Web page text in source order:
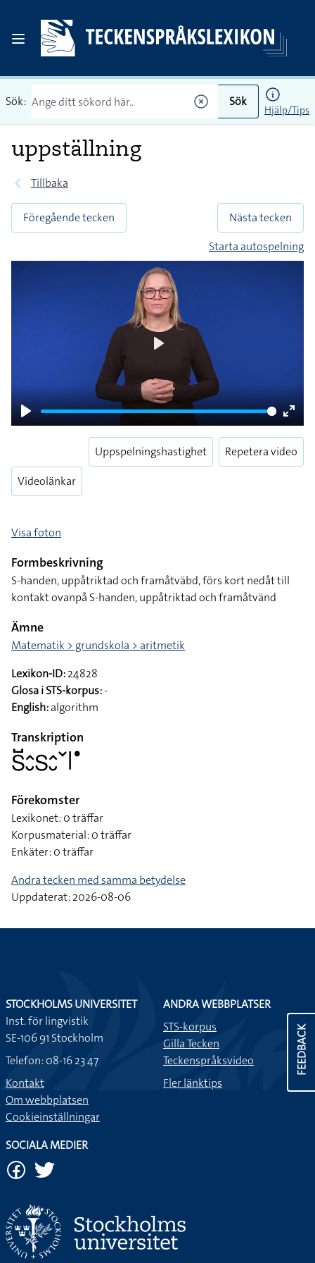
Sök: Sök
Hjälp/Tips
uppställning
Tillbaka
Föregående tecken
Nästa tecken
Starta autospelning
Play
Enter
Videolänkar
Uppspelningshastighet Repetera video
Visa foton
Formbeskrivning
S-handen, uppåtriktad och framåtväbd, förs kort nedåt till
kontakt ovanpå S-handen, uppåtriktad och framåtvänd
Ämne
Matematik > grundskola > aritmetik
Lexikon-ID:24828
Glosa i STS-korpus:-
English:algorithm
Transkription
􌥅􌤹􌤵􌤷􌥅􌤵􌤷􌥧􌥼􌤟
Förekomster
Lexikonet: 0 träffar
Korpusmaterial: 0 träffar
Enkäter: 0 träffar
Andra tecken med samma betydelse
Uppdaterat: 2026-08-06
FEEDBACK
STOCKHOLMS UNIVERSITET
Inst. för lingvistik
SE-106 91 Stockholm
Telefon: 08-16 23 47
Kontakt
Om webbplatsen
Cookieinställningar
ANDRA WEBBPLATSER
STS-korpus
Gilla Tecken
Teckenspråksvideo
Fler länktips
SOCIALA MEDIER